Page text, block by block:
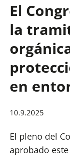
El
la
en
10.9.2025
El pleno del
aprobado